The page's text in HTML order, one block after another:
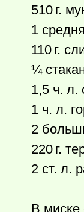
510 г.
1
110 г.
¼
1,5 ч. л.
1 ч. л.
2
220 г.
2 ст. л.
В миске